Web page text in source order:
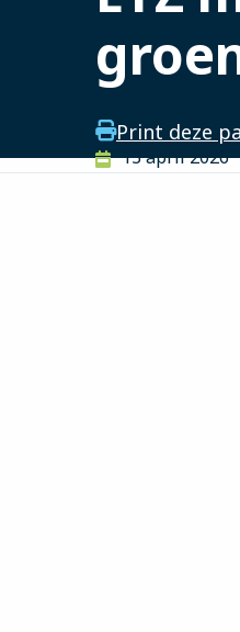
Print deze
13 april 2026